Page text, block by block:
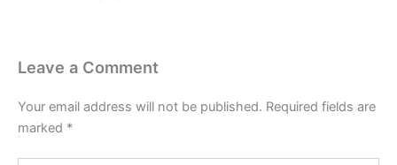
Leave a Comment
Your email address will not be published. Required fields are
marked *